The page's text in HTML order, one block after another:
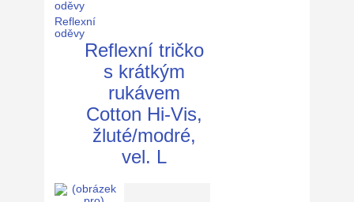
Reflexní
oděvy
Reflexní tričko
s krátkým
rukávem
Cotton Hi-Vis,
žluté/modré,
vel. L